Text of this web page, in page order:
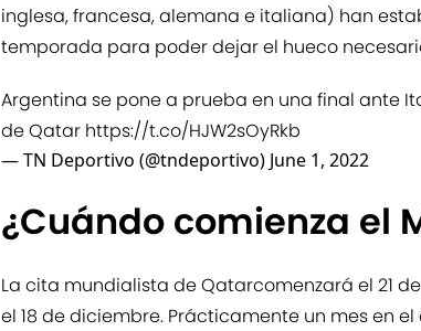
inglesa, francesa, alemana e italiana) han
temporada para poder dejar el hueco
Argentina se pone a prueba en una final ante
de Qatar https://t.co/HJW2sOyRkb
— TN Deportivo (@tndeportivo) June 1, 2022
¿Cuándo comienza el
La cita mundialista de Qatarcomenzará el 21
el 18 de diciembre. Prácticamente un mes en